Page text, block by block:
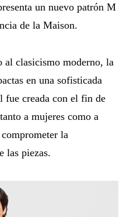
un nuevo patrón M
de la Maison.
al clasicismo moderno, la
en una sofisticada
fue creada con el fin de
a mujeres como a
la
las piezas.